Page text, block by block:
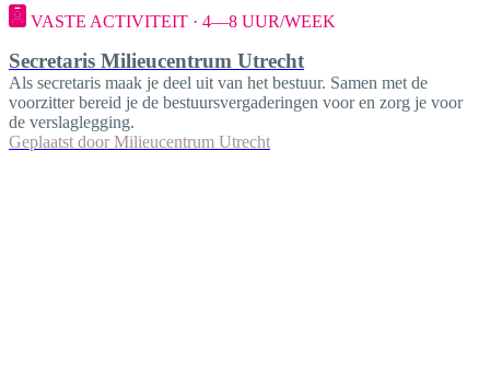
VASTE ACTIVITEIT · 4—8 UUR/WEEK
Secretaris Milieucentrum Utrecht
Als secretaris maak je deel uit van het bestuur. Samen met de
voorzitter bereid je de bestuursvergaderingen voor en zorg je voor
de verslaglegging.
Geplaatst door Milieucentrum Utrecht